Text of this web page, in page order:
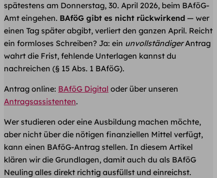
spätestens am Donnerstag, 30. April 2026, beim BAföG-
Amt eingehen. BAföG gibt es nicht rückwirkend — wer
einen Tag später abgibt, verliert den ganzen April. Reicht
ein formloses Schreiben? Ja: ein unvollständigerAntrag
wahrt die Frist, fehlende Unterlagen kannst du
nachreichen (§ 15 Abs. 1 BAföG).
Antrag online: BAföG Digital oder über unseren
Antragsassistenten.
Wer studieren oder eine Ausbildung machen möchte,
aber nicht über die nötigen finanziellen Mittel verfügt,
kann einen BAföG-Antrag stellen. In diesem Artikel
klären wir die Grundlagen, damit auch du als BAföG
Neuling alles direkt richtig ausfüllst und einreichst.